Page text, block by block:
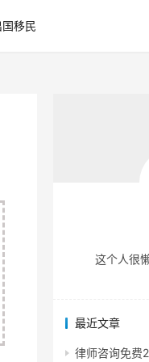
国移民
这个人很
最近文章
律师咨询免费